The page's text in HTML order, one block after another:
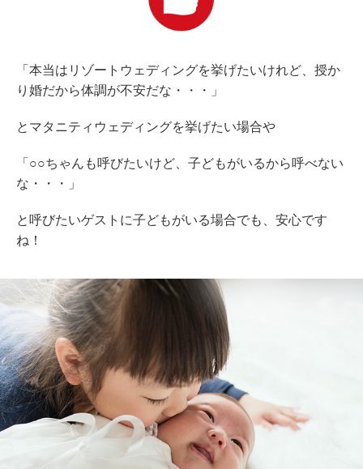
「本当はリゾートウェディングを挙げたいけれど、授か
り婚だから体調が不安だな・・・」
とマタニティウェディングを挙げたい場合や
「○○ちゃんも呼びたいけど、子どもがいるから呼べない
な・・・」
と呼びたいゲストに子どもがいる場合でも、安心です
ね！